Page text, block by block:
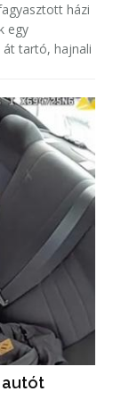
házi
egy
tartó, hajnali
autót